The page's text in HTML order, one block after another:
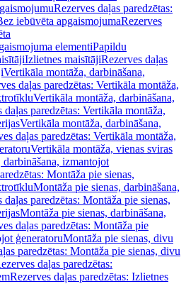
Rezerves daļas paredzētas:
iebūvēta apgaismojumaRezerves
elementiPapildu
Izlietnes maisītājiRezerves daļas
Vertikāla montāža, darbināšana,
daļas paredzētas: Vertikāla montāža,
Vertikāla montāža, darbināšana,
daļas paredzētas: Vertikāla montāža,
Vertikāla montāža, darbināšana,
daļas paredzētas: Vertikāla montāža,
Vertikāla montāža, vienas sviras
izmantojot
Montāža pie sienas,
Montāža pie sienas, darbināšana,
daļas paredzētas: Montāža pie sienas,
Montāža pie sienas, darbināšana,
daļas paredzētas: Montāža pie
ģeneratoruMontāža pie sienas, divu
paredzētas: Montāža pie sienas, divu
daļas paredzētas:
Rezerves daļas paredzētas: Izlietnes